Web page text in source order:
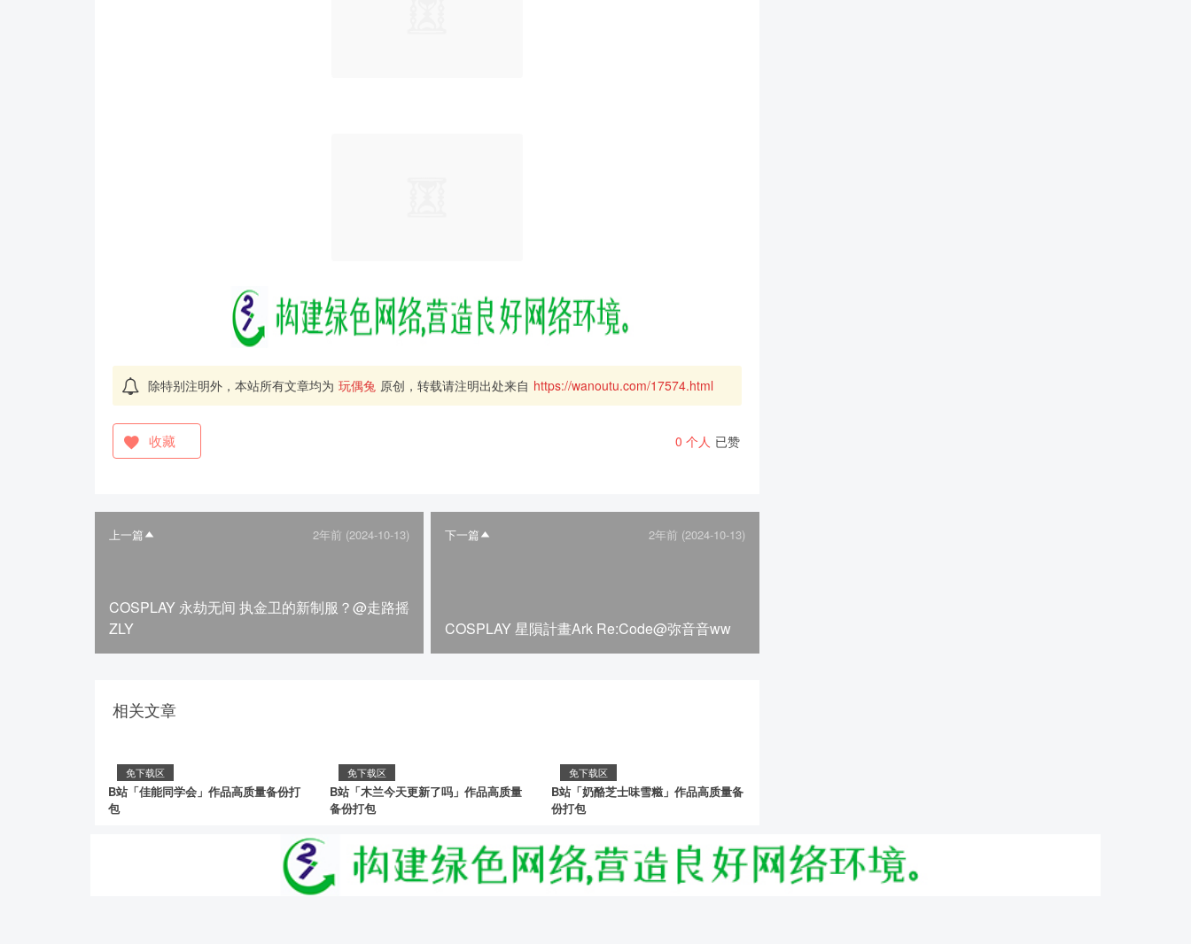
除特别注明外，本站所有文章均为 玩偶兔 原创，转载请注明出处来自 https://wanoutu.com/17574.html
收藏 0 个人 已赞
上一篇 2年前 (2024-10-13)
COSPLAY 永劫无间 执金卫的新制服？@走路摇
ZLY
下一篇 2年前 (2024-10-13)
COSPLAY 星隕計畫Ark Re:Code@弥音音ww
相关文章
免下载区
B站「佳能同学会」作品高质量备份打
包
免下载区
B站「木兰今天更新了吗」作品高质量
备份打包
免下载区
B站「奶酪芝士味雪糍」作品高质量备
份打包